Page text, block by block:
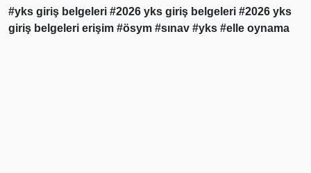
#yks giriş belgeleri #2026 yks giriş belgeleri #2026 yks
giriş belgeleri erişim #ösym #sınav #yks #elle oynama